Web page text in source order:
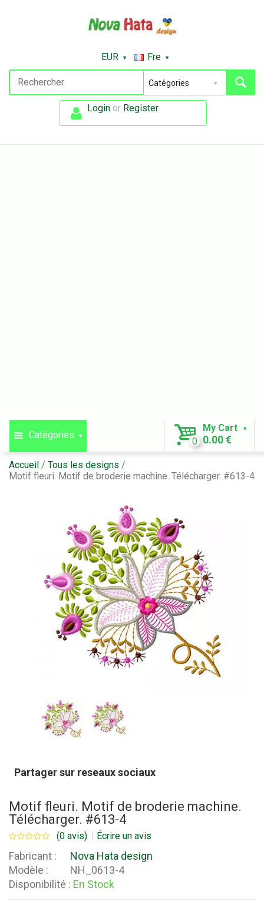
EUR Fre
Login or Register.
Catégories
My Cart
0 0.00 €
Accueil
Tous les designs
Motif fleuri. Motif de broderie machine. Télécharger. #613-4
Partager sur reseaux sociaux
Motif fleuri. Motif de broderie machine.
Télécharger. #613-4
(0 avis) Écrire un avis
Fabricant :
Nova Hata design
Modèle :
NH_0613-4
Disponibilité : En Stock